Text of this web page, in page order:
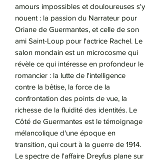
amours impossibles et douloureuses s'y
nouent : la passion du Narrateur pour
Oriane de Guermantes, et celle de son
ami Saint-Loup pour l'actrice Rachel. Le
salon mondain est un microcosme qui
révèle ce qui intéresse en profondeur le
romancier : la lutte de l'intelligence
contre la bêtise, la force de la
confrontation des points de vue, la
richesse de la fluidité des identités. Le
Côté de Guermantes est le témoignage
mélancolique d'une époque en
transition, qui court à la guerre de 1914.
Le spectre de l'affaire Dreyfus plane sur